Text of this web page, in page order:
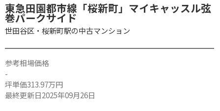
東急田園都市線「桜新町」マイキャッスル弦
巻パークサイド
世田谷区・桜新町駅の中古マンション
参考相場価格
-
坪単価313.97万円
最終更新日2025年09月26日